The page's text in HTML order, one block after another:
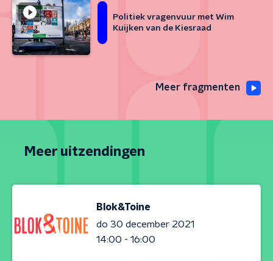
Politiek vragenvuur met Wim
Kuijken van de Kiesraad
Meer fragmenten
Meer uitzendingen
Blok&Toine
do 30 december 2021
14:00 - 16:00